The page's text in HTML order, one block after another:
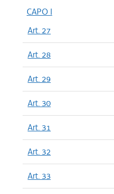
CAPO I
Art. 27
Art. 28
Art. 29
Art. 30
Art. 31
Art. 32
Art. 33